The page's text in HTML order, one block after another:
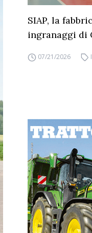
SIAP, la
ingranaggi di
07/21/2026